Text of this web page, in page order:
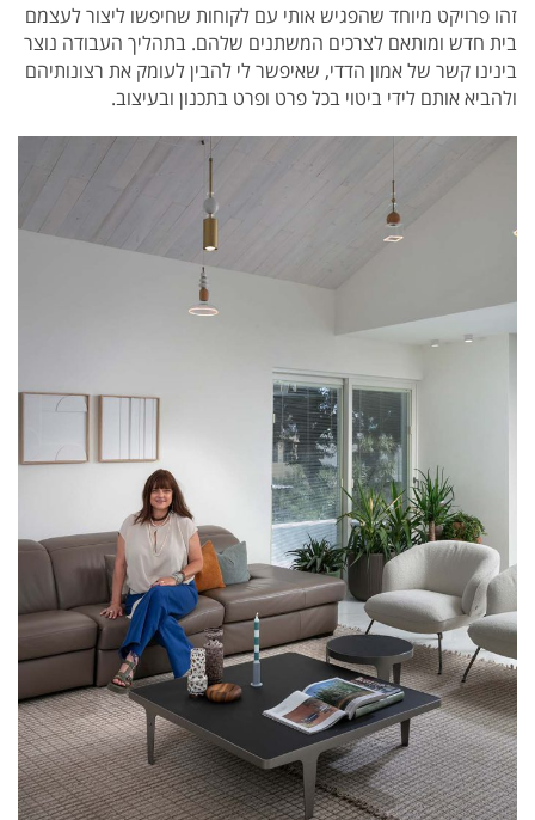
זהו פרויקט מיוחד שהפגיש אותי עם לקוחות שחיפשו ליצור לעצמם
בית חדש ומותאם לצרכים המשתנים שלהם. בתהליך העבודה נוצר
בינינו קשר של אמון הדדי, שאיפשר לי להבין לעומק את רצונותיהם
ולהביא אותם לידי ביטוי בכל פרט ופרט בתכנון ובעיצוב.